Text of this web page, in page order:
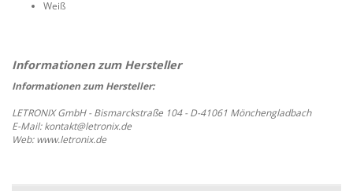
Weiß
Informationen zum Hersteller:
LETRONIX GmbH - Bismarckstraße 104 - D-41061 Mönchengladbach
E-Mail: kontakt@letronix.de
Web: www.letronix.de